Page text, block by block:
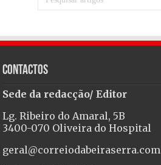
Contactos
Sede da redacção/ Editor
Lg. Ribeiro do Amaral, 5B
3400-070 Oliveira do Hospital
geral@correiodabeiraserra.com